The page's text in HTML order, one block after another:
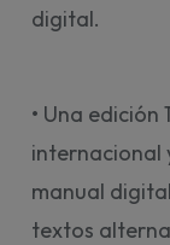
digital.
• Una
internacional
manual
textos